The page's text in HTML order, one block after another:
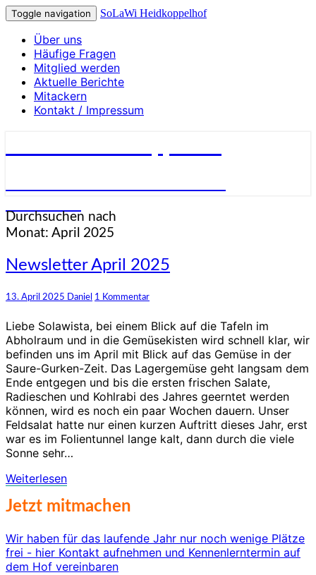
Toggle navigation SoLaWi Heidkoppelhof
Über uns
Häufige Fragen
Mitglied werden
Aktuelle Berichte
Mitackern
Kontakt / Impressum
Durchsuchen nach
Monat: April 2025
Newsletter
April
2025
Newsletter April 2025
13. April 2025 Daniel Kommentare
1 Kommentar
Liebe Solawista, bei einem Blick auf die Tafeln im
Abholraum und in die Gemüsekisten wird schnell klar, wir
befinden uns im April mit Blick auf das Gemüse in der
Saure-Gurken-Zeit. Das Lagergemüse geht langsam dem
Ende entgegen und bis die ersten frischen Salate,
Radieschen und Kohlrabi des Jahres geerntet werden
können, wird es noch ein paar Wochen dauern. Unser
Feldsalat hatte nur einen kurzen Auftritt dieses Jahr, erst
war es im Folientunnel lange kalt, dann durch die viele
Sonne sehr…
WeiterlesenWeiterlesen
Jetzt mitmachen
Wir haben für das laufende Jahr nur noch wenige Plätze
frei - hier Kontakt aufnehmen und Kennenlerntermin auf
dem Hof vereinbaren